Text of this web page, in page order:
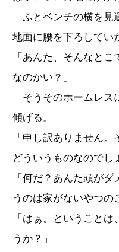
ふとベンチの横を見
地面に腰を下ろしてい
「あんた、そんなと
なのかい？」
そうそのホームレス
傾げる。
「申し訳ありません。
どういうものなのでし
「何だ？あんた頭が
うのは家がないやつの
「はぁ。ということ
うか？」